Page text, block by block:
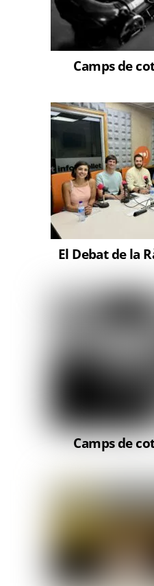
Camps de
El Debat de la
Camps de